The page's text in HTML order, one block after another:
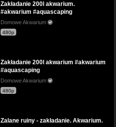
Zakładanie 200l akwarium.
#akwarium #aquascaping
Domowe Akwarium
480p
Zakładanie 200l akwarium #akwarium
#aquascaping
Domowe Akwarium
480p
Zalane ruiny - zakładanie. Akwarium.